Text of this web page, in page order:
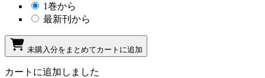
1巻から
最新刊から
未購入分をまとめてカートに追加
カートに追加しました